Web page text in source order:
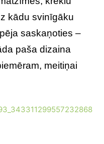
kādu svinīgāku
saskaņoties –
paša dizaina
meitiņai